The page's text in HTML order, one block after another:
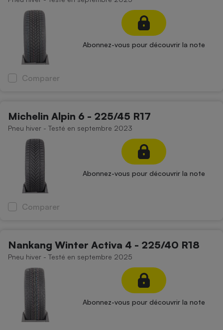
Abonnez-vous pour découvrir la note
Comparer
Michelin Alpin 6 - 225/45 R17
Pneu hiver - Testé en septembre 2023
Abonnez-vous pour découvrir la note
Comparer
Nankang Winter Activa 4 - 225/40 R18
Pneu hiver - Testé en septembre 2025
Abonnez-vous pour découvrir la note